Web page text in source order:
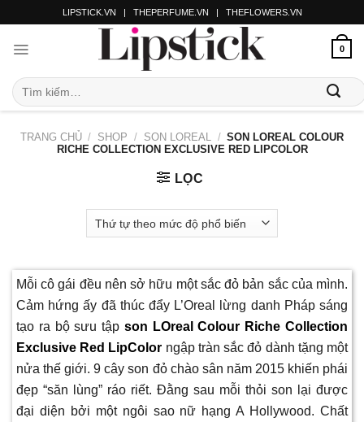
LIPSTICK.VN | THEPERFUME.VN | THEFLOWERS.VN
0
TRANG CHỦ / SHOP / SON LOREAL / SON LOREAL COLOUR
RICHE COLLECTION EXCLUSIVE RED LIPCOLOR
LỌC
Mỗi cô gái đều nên sở hữu một sắc đỏ bản sắc của mình.
Cảm hứng ấy đã thúc đẩy L’Oreal lừng danh Pháp sáng
tạo ra bộ sưu tập son LOreal Colour Riche Collection
Exclusive Red LipColor ngập tràn sắc đỏ dành tặng một
nửa thế giới. 9 cây son đỏ chào sân năm 2015 khiến phái
đẹp “săn lùng” ráo riết. Đằng sau mỗi thỏi son lại được
đại diện bởi một ngôi sao nữ hạng A Hollywood. Chất